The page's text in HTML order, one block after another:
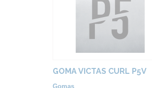
GOMA VICTAS CURL P5V
Gomas